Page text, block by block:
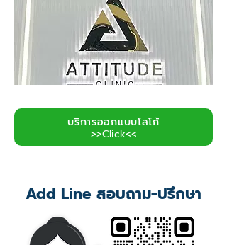
บริการออกแบบโลโก้
>>Click<<
Add Line สอบถาม-ปรึกษา